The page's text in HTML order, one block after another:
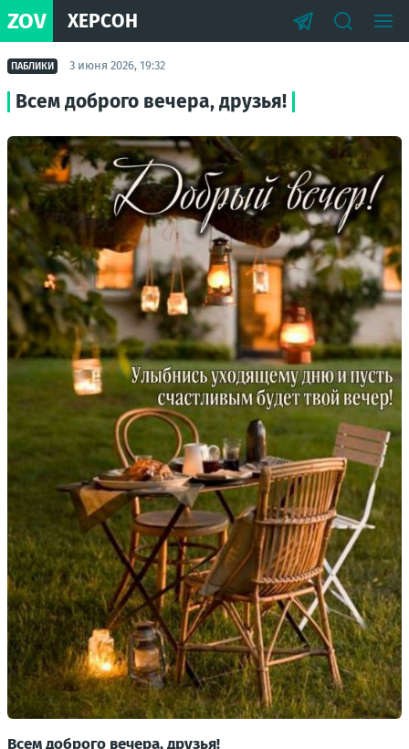
ZOV ХЕРСОН
ПАБЛИКИ 3 июня 2026, 19:32
Всем доброго вечера, друзья!
Всем доброго вечера, друзья!